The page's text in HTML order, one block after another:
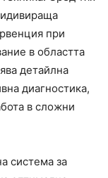
при
в областта
детайлна
диагностика,
в сложни
система за